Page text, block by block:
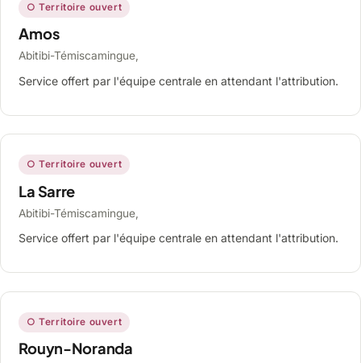
○ Territoire ouvert
Amos
Abitibi-Témiscamingue,
Service offert par l'équipe centrale en attendant l'attribution.
○ Territoire ouvert
La Sarre
Abitibi-Témiscamingue,
Service offert par l'équipe centrale en attendant l'attribution.
○ Territoire ouvert
Rouyn-Noranda